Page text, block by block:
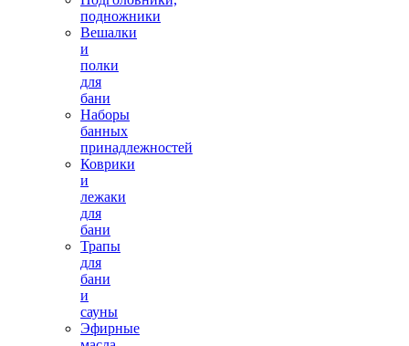
подножники
Вешалки
и
полки
для
бани
Наборы
банных
принадлежностей
Коврики
и
лежаки
для
бани
Трапы
для
бани
и
сауны
Эфирные